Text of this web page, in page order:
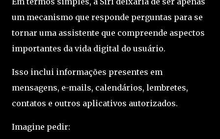
um mecanismo que responde perguntas para se
tornar uma assistente que compreende aspectos
importantes da vida digital do usuário.
Isso inclui informações presentes em
mensagens, e-mails, calendários, lembretes,
contatos e outros aplicativos autorizados.
Imagine pedir: